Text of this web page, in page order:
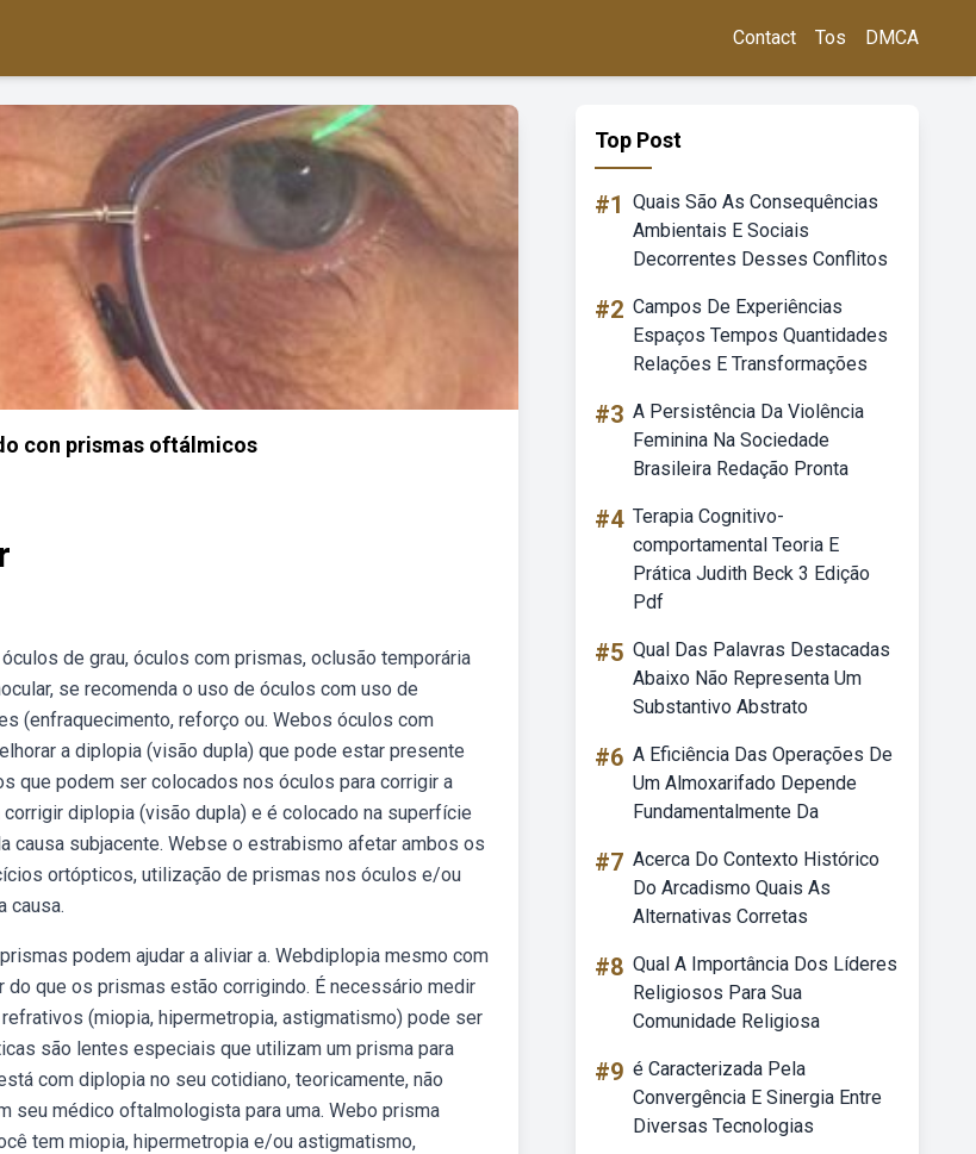
Contact Tos DMCA
con prismas oftálmicos
de grau, óculos com prismas, oclusão temporária
se recomenda o uso de óculos com uso de
(enfraquecimento, reforço ou. Webos óculos com
a diplopia (visão dupla) que pode estar presente
que podem ser colocados nos óculos para corrigir a
diplopia (visão dupla) e é colocado na superfície
causa subjacente. Webse o estrabismo afetar ambos os
ortópticos, utilização de prismas nos óculos e/ou
causa.
podem ajudar a aliviar a. Webdiplopia mesmo com
que os prismas estão corrigindo. É necessário medir
(miopia, hipermetropia, astigmatismo) pode ser
são lentes especiais que utilizam um prisma para
com diplopia no seu cotidiano, teoricamente, não
seu médico oftalmologista para uma. Webo prisma
tem miopia, hipermetropia e/ou astigmatismo,
Top Post
#1 Quais São As Consequências
Ambientais E Sociais
Decorrentes Desses Conflitos
#2 Campos De Experiências
Espaços Tempos Quantidades
Relações E Transformações
#3 A Persistência Da Violência
Feminina Na Sociedade
Brasileira Redação Pronta
#4 Terapia Cognitivo-
comportamental Teoria E
Prática Judith Beck 3 Edição
Pdf
#5 Qual Das Palavras Destacadas
Abaixo Não Representa Um
Substantivo Abstrato
#6 A Eficiência Das Operações De
Um Almoxarifado Depende
Fundamentalmente Da
#7 Acerca Do Contexto Histórico
Do Arcadismo Quais As
Alternativas Corretas
#8 Qual A Importância Dos Líderes
Religiosos Para Sua
Comunidade Religiosa
#9 é Caracterizada Pela
Convergência E Sinergia Entre
Diversas Tecnologias